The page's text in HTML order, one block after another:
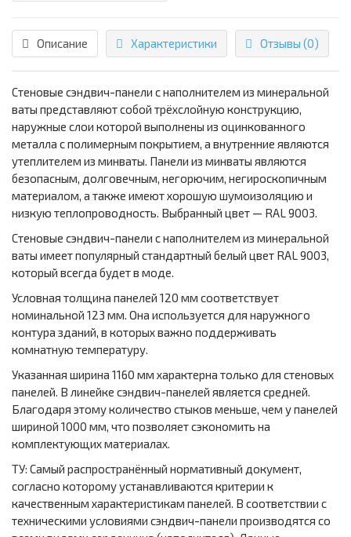
Описание Характеристики Отзывы (0)
Стеновые сэндвич-панели с наполнителем из минеральной
ваты представляют собой трёхслойную конструкцию,
наружные слои которой выполнены из оцинкованного
металла с полимерным покрытием, а внутренние являются
утеплителем из минваты. Панели из минваты являются
безопасным, долговечным, негорючим, негироскопичным
материалом, а также имеют хорошую шумоизоляцию и
низкую теплопроводность. Выбранный цвет — RAL 9003.
Стеновые сэндвич-панели с наполнителем из минеральной
ваты имеет популярный стандартный белый цвет RAL 9003,
который всегда будет в моде.
Условная толщина панелей 120 мм соответствует
номинальной 123 мм. Она используется для наружного
контура зданий, в которых важно поддерживать
комнатную температуру.
Указанная ширина 1160 мм характерна только для стеновых
панелей. В линейке сэндвич-панелей является средней.
Благодаря этому количество стыков меньше, чем у панелей
шириной 1000 мм, что позволяет сэкономить на
комплектующих материалах.
ТУ: Самый распространённый нормативный документ,
согласно которому устанавливаются критерии к
качественным характеристикам панелей. В соответствии с
техническими условиями сэндвич-панели производятся со